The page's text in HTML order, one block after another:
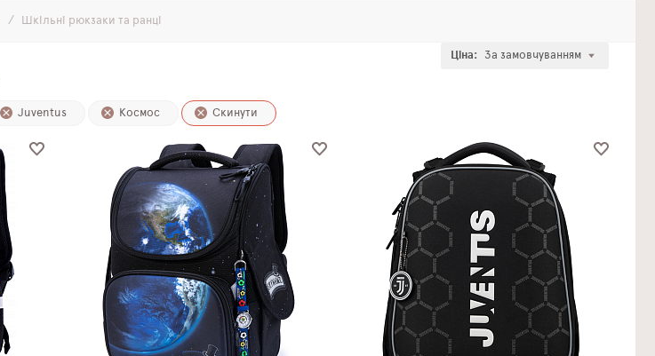
Шкільні рюкзаки та ранці
Ціна: За замовчуванням
Juventus Космос Скинути